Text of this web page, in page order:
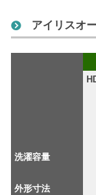
アイリスオ
洗濯容量
外形寸法